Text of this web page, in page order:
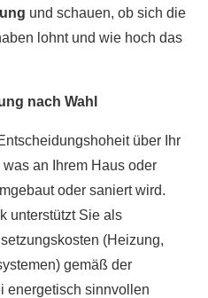
und schauen, ob sich die
lohnt und wie hoch das
nach Wahl
über Ihr
an Ihrem Haus oder
oder saniert wird.
unterstützt Sie als
(Heizung,
gemäß der
energetisch sinnvollen